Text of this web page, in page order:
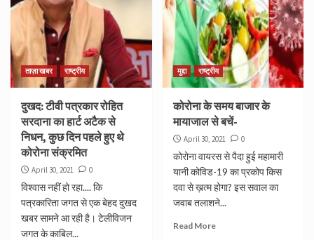
ताज़ा खबर राष्ट्रीय
दुखद: टीवी पत्रकार रोहित
सरदाना का हार्ट अटैक से
निधन, कुछ दिन पहले हुए थे
कोरोना संक्रमित
April 30, 2021 0
विश्वास नहीं हो रहा.... कि
पत्रकारिता जगत से एक बेहद दुखद
खबर सामने आ रही है। टेलीविजन
जगत के काबिल...
मुद्दा राष्ट्रीय
कोरोना के समय बाजार के
मायाजाल से बचें-
April 30, 2021 0
कोरोना वायरस से पैदा हुई महामारी
यानी कोविड-19 का प्रकोप किस
दवा से ख़त्म होगा? इस सवाल का
जवाब तलाशने...
Read More